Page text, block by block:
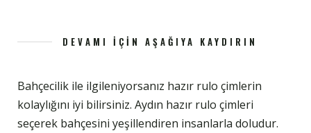
DEVAMI İÇIN AŞAĞIYA KAYDIRIN
Bahçecilik ile ilgileniyorsanız hazır rulo çimlerin
kolaylığını iyi bilirsiniz. Aydın hazır rulo çimleri
seçerek bahçesini yeşillendiren insanlarla doludur.